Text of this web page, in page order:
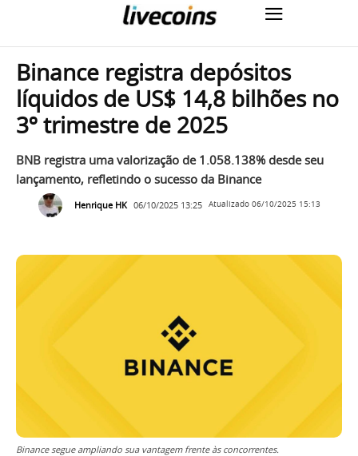
Binance registra depósitos
líquidos de US$ 14,8 bilhões no
3º trimestre de 2025
BNB registra uma valorização de 1.058.138% desde seu
lançamento, refletindo o sucesso da Binance
Henrique HK 06/10/2025 13:25 Atualizado 06/10/2025 15:13
Binance segue ampliando sua vantagem frente às concorrentes.